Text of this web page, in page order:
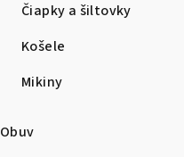
Čiapky a šiltovky
Košele
Mikiny
Obuv